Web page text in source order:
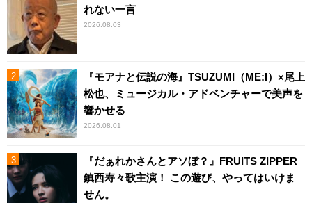
れない一言
2026.08.03
『モアナと伝説の海』TSUZUMI（ME:I）×尾上
松也、ミュージカル・アドベンチャーで美声を
響かせる
2026.08.01
『だぁれかさんとアソぼ？』FRUITS ZIPPER
鎮西寿々歌主演！ この遊び、やってはいけま
せん。